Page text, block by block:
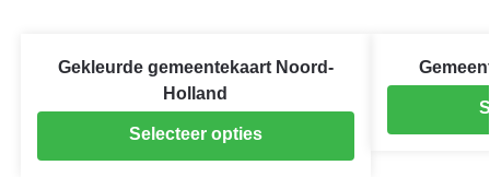
Gekleurde gemeentekaart Noord-
Holland
Selecteer opties